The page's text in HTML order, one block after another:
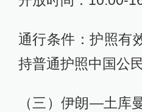
通行条件：护照有
持普通护照中国公民
（三）伊朗—土库